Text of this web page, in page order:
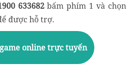
633682bấm phím 1 và chọn
được hỗ trợ.
online trực tuyến